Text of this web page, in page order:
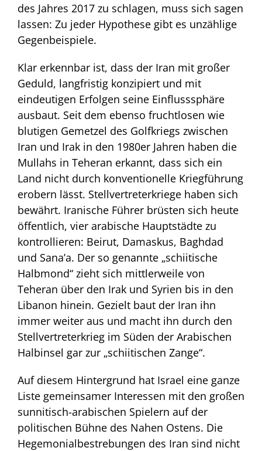
des Jahres 2017 zu schlagen, muss sich sagen
lassen: Zu jeder Hypothese gibt es unzählige
Gegenbeispiele.
Klar erkennbar ist, dass der Iran mit großer
Geduld, langfristig konzipiert und mit
eindeutigen Erfolgen seine Einflusssphäre
ausbaut. Seit dem ebenso fruchtlosen wie
blutigen Gemetzel des Golfkriegs zwischen
Iran und Irak in den 1980er Jahren haben die
Mullahs in Teheran erkannt, dass sich ein
Land nicht durch konventionelle Kriegführung
erobern lässt. Stellvertreterkriege haben sich
bewährt. Iranische Führer brüsten sich heute
öffentlich, vier arabische Hauptstädte zu
kontrollieren: Beirut, Damaskus, Baghdad
und Sana’a. Der so genannte „schiitische
Halbmond“ zieht sich mittlerweile von
Teheran über den Irak und Syrien bis in den
Libanon hinein. Gezielt baut der Iran ihn
immer weiter aus und macht ihn durch den
Stellvertreterkrieg im Süden der Arabischen
Halbinsel gar zur „schiitischen Zange“.
Auf diesem Hintergrund hat Israel eine ganze
Liste gemeinsamer Interessen mit den großen
sunnitisch-arabischen Spielern auf der
politischen Bühne des Nahen Ostens. Die
Hegemonialbestrebungen des Iran sind nicht